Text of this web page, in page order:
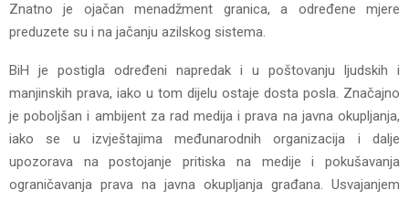
Znatno je ojačan menadžment granica, a određene mjere
preduzete su i na jačanju azilskog sistema.
BiH je postigla određeni napredak i u poštovanju ljudskih i
manjinskih prava, iako u tom dijelu ostaje dosta posla. Značajno
je poboljšan i ambijent za rad medija i prava na javna okupljanja,
iako se u izvještajima međunarodnih organizacija i dalje
upozorava na postojanje pritiska na medije i pokušavanja
ograničavanja prava na javna okupljanja građana. Usvajanjem